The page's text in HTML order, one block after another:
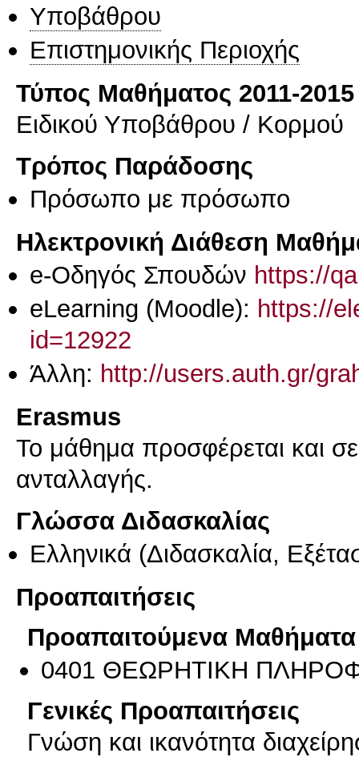
Υποβάθρου
Επιστημονικής Περιοχής
Τύπος Μαθήματος 2011-2015
Ειδικού Υποβάθρου / Κορμού
Τρόπος Παράδοσης
Πρόσωπο με πρόσωπο
Ηλεκτρονική Διάθεση
e-Οδηγός Σπουδών https://
eLearning (Moodle): https://
id=12922
Άλλη: http://users.auth.gr/
Erasmus
Το μάθημα προσφέρεται και
ανταλλαγής.
Γλώσσα Διδασκαλίας
Ελληνικά (Διδασκαλία,
Προαπαιτήσεις
Προαπαιτούμενα Μαθήματα
0401 ΘΕΩΡΗΤΙΚΗ
Γενικές Προαπαιτήσεις
Γνώση και ικανότητα